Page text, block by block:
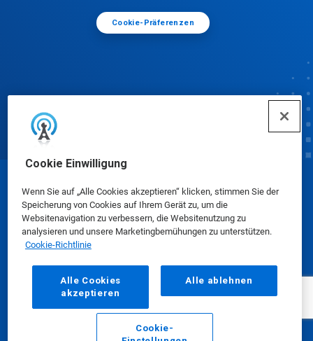
Cookie Einwilligung
Wenn Sie auf „Alle Cookies akzeptieren“ klicken, stimmen Sie der
Speicherung von Cookies auf Ihrem Gerät zu, um die
Websitenavigation zu verbessern, die Websitenutzung zu
analysieren und unsere Marketingbemühungen zu unterstützen.
Cookie-Richtlinie
Alle Cookies
akzeptieren
Alle ablehnen
Cookie-
Cookie-Präferenzen
© Ecolab Inc. 2025
Sicherheitsdatenblätter|Datenschutzrichtlinie